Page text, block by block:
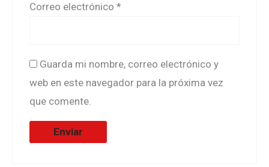
Correo electrónico*
Guarda mi nombre, correo electrónico y
web en este navegador para la próxima vez
que comente.